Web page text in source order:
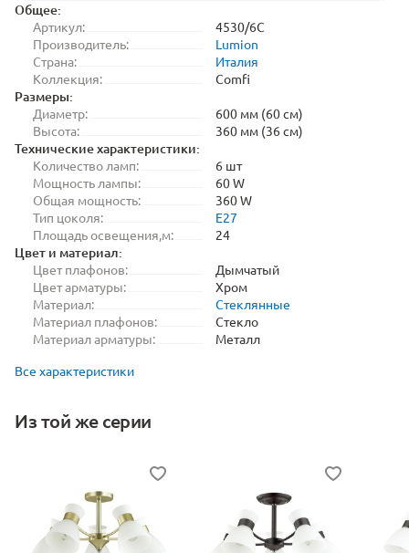
Общее:
Артикул:
4530/6C
Производитель:
Lumion
Страна:
Италия
Коллекция:
Comfi
Размеры:
Диаметр:
600 мм (60 см)
Высота:
360 мм (36 см)
Технические характеристики:
Количество ламп:
6 шт
Мощность лампы:
60 W
Общая мощность:
360 W
Тип цоколя:
E27
Площадь освещения,м:
24
Цвет и материал:
Цвет плафонов:
Дымчатый
Цвет арматуры:
Хром
Материал:
Стеклянные
Материал плафонов:
Стекло
Материал арматуры:
Металл
Все характеристики
Из той же серии